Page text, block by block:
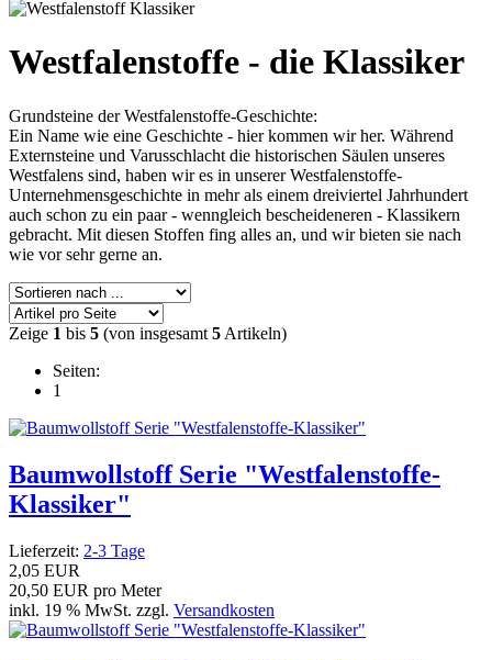
Westfalenstoffe - die Klassiker
Grundsteine der Westfalenstoffe-Geschichte:
Ein Name wie eine Geschichte - hier kommen wir her. Während
Externsteine und Varusschlacht die historischen Säulen unseres
Westfalens sind, haben wir es in unserer Westfalenstoffe-
Unternehmensgeschichte in mehr als einem dreiviertel Jahrhundert
auch schon zu ein paar - wenngleich bescheideneren - Klassikern
gebracht. Mit diesen Stoffen fing alles an, und wir bieten sie nach
wie vor sehr gerne an.
Zeige 1 bis 5 (von insgesamt 5 Artikeln)
Seiten:
1
Baumwollstoff Serie "Westfalenstoffe-
Klassiker"
Lieferzeit: 2-3 Tage
2,05 EUR
20,50 EUR pro Meter
inkl. 19 % MwSt. zzgl. Versandkosten